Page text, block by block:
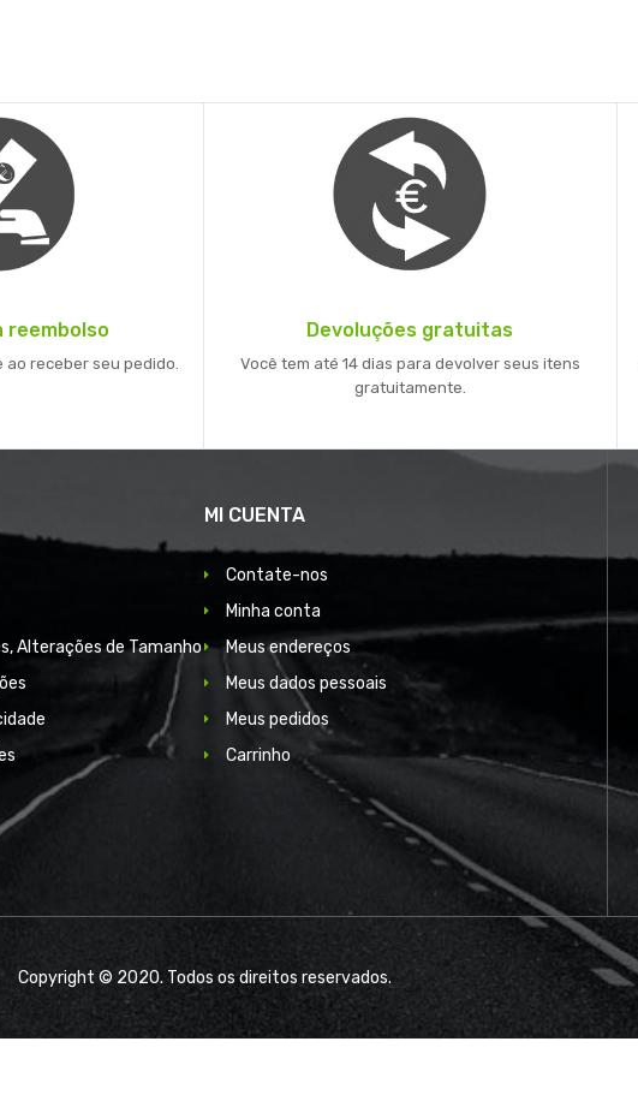
reembolso
receber seu pedido.
Devoluções gratuitas
Você tem até 14 dias para devolver seus itens
gratuitamente.
Alterações de Tamanho
MI CUENTA
Contate-nos
Minha conta
Meus endereços
Meus dados pessoais
Meus pedidos
Carrinho
Copyright © 2020. Todos os direitos reservados.